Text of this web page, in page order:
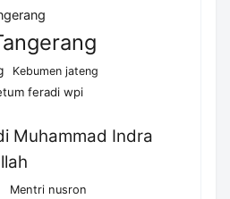
Kebumen jateng
feradi wpi
Muhammad Indra
Mentri nusron